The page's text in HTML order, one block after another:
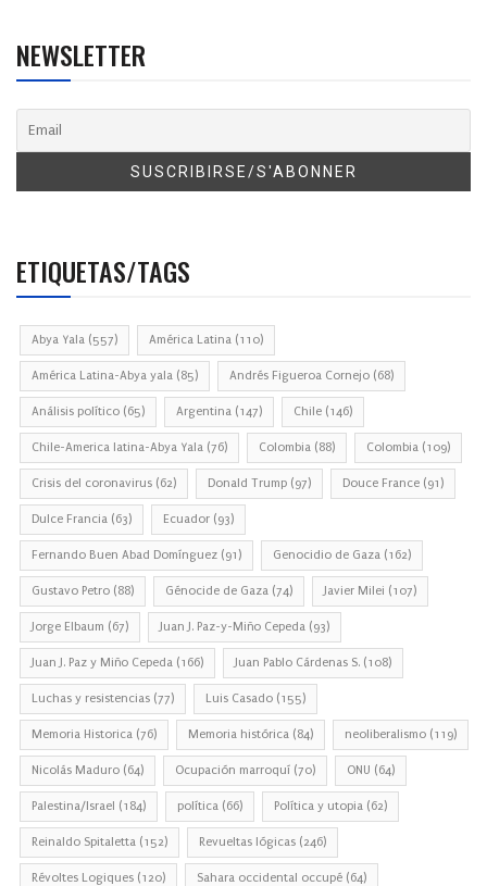
NEWSLETTER
ETIQUETAS/TAGS
Abya Yala (557) América Latina (110)
América Latina-Abya yala (85) Andrés Figueroa Cornejo (68)
Análisis político (65) Argentina (147) Chile (146)
Chile-America latina-Abya Yala (76) Colombia (88) Colombia (109)
Crisis del coronavirus (62) Donald Trump (97) Douce France (91)
Dulce Francia (63) Ecuador (93)
Fernando Buen Abad Domínguez (91) Genocidio de Gaza (162)
Gustavo Petro (88) Génocide de Gaza (74) Javier Milei (107)
Jorge Elbaum (67) Juan J. Paz-y-Miño Cepeda (93)
Juan J. Paz y Miño Cepeda (166) Juan Pablo Cárdenas S. (108)
Luchas y resistencias (77) Luis Casado (155)
Memoria Historica (76) Memoria histórica (84) neoliberalismo (119)
Nicolás Maduro (64) Ocupación marroquí (70) ONU (64)
Palestina/Israel (184) política (66) Política y utopia (62)
Reinaldo Spitaletta (152) Revueltas lógicas (246)
Révoltes Logiques (120) Sahara occidental occupé (64)